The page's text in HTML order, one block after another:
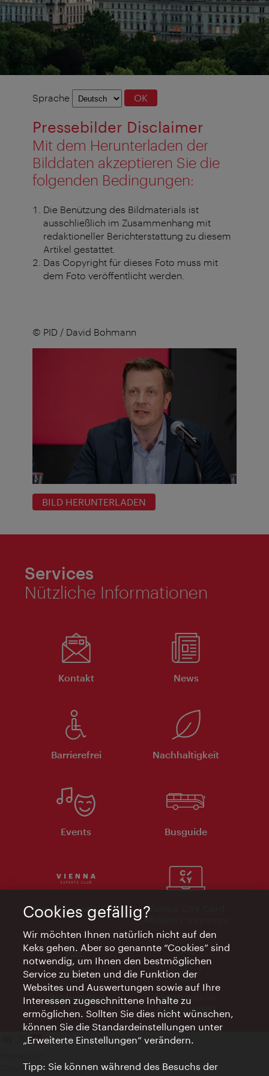
Sprachauswahl
Sprache OK
Pressebilder Disclaimer
Mit dem Herunterladen der
Bilddaten akzeptieren Sie die
folgenden Bedingungen:
Die Benützung des Bildmaterials ist
ausschließlich im Zusammenhang mit
redaktioneller Berichterstattung zu diesem
Artikel gestattet.
Das Copyright für dieses Foto muss mit
dem Foto veröffentlicht werden.
© PID / David Bohmann
BILD HERUNTERLADEN
Services
Nützliche Informationen
Kontakt News
Barrierefrei Nachhaltigkeit
Events Busguide
Vienna Experts Club
Vienna City Card
Affiliate Programm
Werbemittel
Elektronische
Rechnungen
Datenschutzerklärung
Cookies gefällig?
Wir möchten Ihnen natürlich nicht auf den
Keks gehen. Aber so genannte “Cookies” sind
notwendig, um Ihnen den bestmöglichen
Service zu bieten und die Funktion der
Websites und Auswertungen sowie auf Ihre
Interessen zugeschnittene Inhalte zu
ermöglichen. Sollten Sie dies nicht wünschen,
können Sie die Standardeinstellungen unter
„Erweiterte Einstellungen“ verändern.
Tipp: Sie können während des Besuchs der